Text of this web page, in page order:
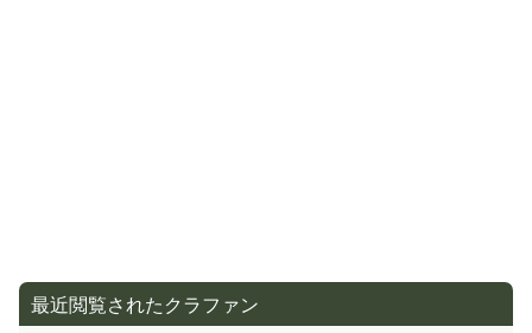
【大日山神崎寺】千葉県神崎町に発酵文化とお寺体験